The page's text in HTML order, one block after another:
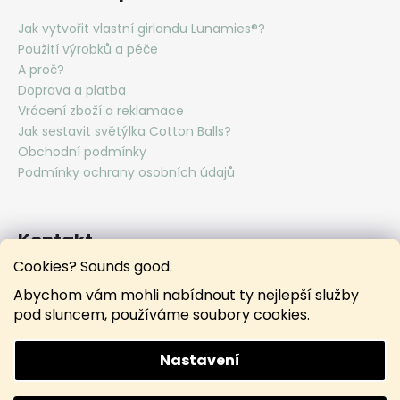
Cookies? Sounds good.
Abychom vám mohli nabídnout ty nejlepší služby
pod sluncem, používáme soubory cookies.
Nastavení
Jak vytvořit vlastní girlandu Lunamies®?
Použití výrobků a péče
A proč?
Doprava a platba
Vrácení zboží a reklamace
Jak sestavit světýlka Cotton Balls?
Obchodní podmínky
Podmínky ochrany osobních údajů
Kontakt
hello @ lunamies.com
lunamies.official
lunamies.official